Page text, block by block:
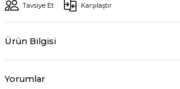
Tavsiye Et Karşılaştır
Ürün Bilgisi
Yorumlar